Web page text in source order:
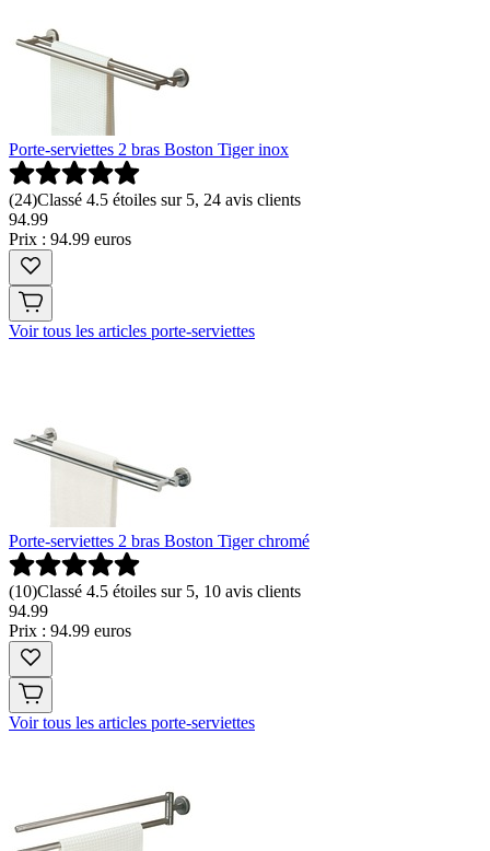
Porte-serviettes 2 bras Boston Tiger inox
(24)Classé 4.5 étoiles sur 5, 24 avis clients
94.99
Prix : 94.99 euros
Voir tous les articles porte-serviettes
Porte-serviettes 2 bras Boston Tiger chromé
(10)Classé 4.5 étoiles sur 5, 10 avis clients
94.99
Prix : 94.99 euros
Voir tous les articles porte-serviettes